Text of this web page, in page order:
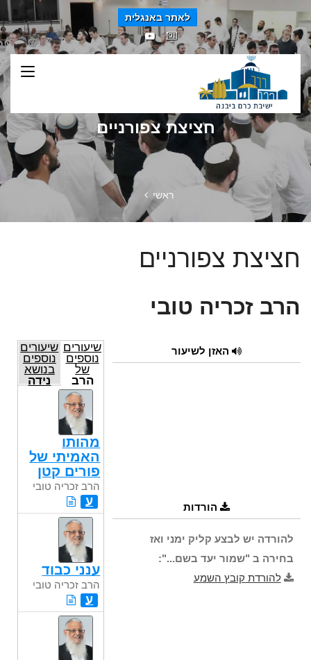
לאתר באנגלית
חציצת צפורניים
ראשי
חציצת צפורניים
הרב זכריה טובי
האזן לשיעור
הורדות
להורדה יש לבצע קליק ימני ואז
בחירה ב "שמור יעד בשם...":
להורדת קובץ השמע
שיעורים
נוספים
של
הרב
זכריה
טובי
שיעורים
נוספים
בנושא
נידה
מהותו
האמיתי של
פורים קטן
הרב זכריה טובי
ע
ענני כבוד
הרב זכריה טובי
ע